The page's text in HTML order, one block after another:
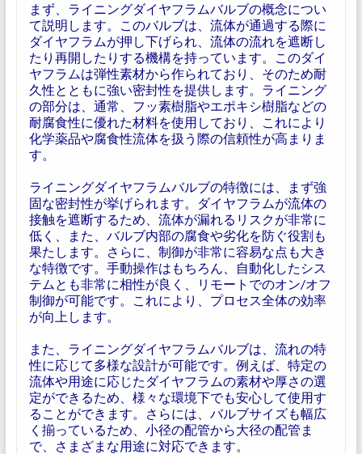
まず、ライニングダイヤフラムバルブの概念につい
て説明します。このバルブは、流体が通過する際に
ダイヤフラムが押し下げられ、流体の流れを遮断し
たり再開したりする機構を持っています。このダイ
ヤフラムは弾性素材から作られており、そのため耐
久性とともに強い密封性を提供します。ライニング
の部分は、通常、フッ素樹脂やエポキシ樹脂などの
耐腐食性に優れた材料を使用しており、これにより
化学薬品や腐食性流体を扱う際の信頼性が高まりま
す。
ライニングダイヤフラムバルブの特徴には、まず強
固な密封性が挙げられます。ダイヤフラムが流体の
接触を遮断するため、流体が漏れるリスクが非常に
低く、また、バルブ内部の腐食や劣化を防ぐ役割も
果たします。さらに、制御が非常に容易な点も大き
な特徴です。手動操作はもちろん、自動化したシス
テムとも非常に相性が良く、リモートでのオン/オフ
制御が可能です。これにより、プロセス全体の効率
が向上します。
また、ライニングダイヤフラムバルブは、流れの特
性に応じて多様な設計が可能です。例えば、特定の
流体や用途に応じたダイヤフラムの素材や厚さの選
定ができるため、様々な環境下でも安心して使用す
ることができます。さらには、バルブサイズも幅広
く揃っているため、小径の配管から大径の配管ま
で、さまざまな用途に対応できます。